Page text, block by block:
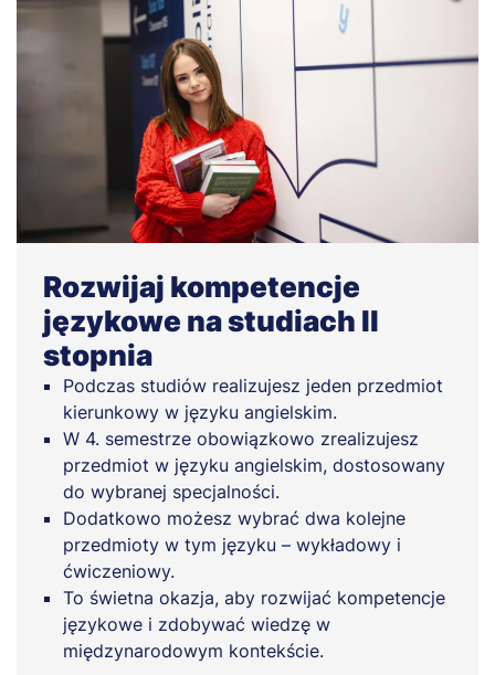
Rozwijaj kompetencje
językowe na studiach II
stopnia
Podczas studiów realizujesz jeden przedmiot
kierunkowy w języku angielskim.
W 4. semestrze obowiązkowo zrealizujesz
przedmiot w języku angielskim, dostosowany
do wybranej specjalności.
Dodatkowo możesz wybrać dwa kolejne
przedmioty w tym języku – wykładowy i
ćwiczeniowy.
To świetna okazja, aby rozwijać kompetencje
językowe i zdobywać wiedzę w
międzynarodowym kontekście.